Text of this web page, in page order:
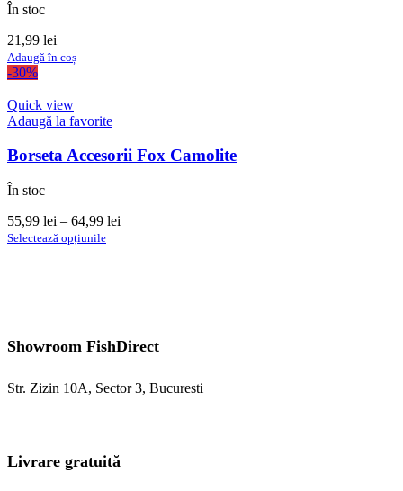
În stoc
21,99 lei
Adaugă în coș
-30%
Quick view
Adaugă la favorite
Borseta Accesorii Fox Camolite
În stoc
55,99 lei – 64,99 lei
Selectează opțiunileAcest
pot
alese
în
Showroom FishDirect
Str. Zizin 10A, Sector 3, Bucuresti
Livrare gratuită